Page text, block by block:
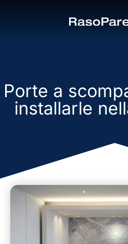
Porte a
installarle